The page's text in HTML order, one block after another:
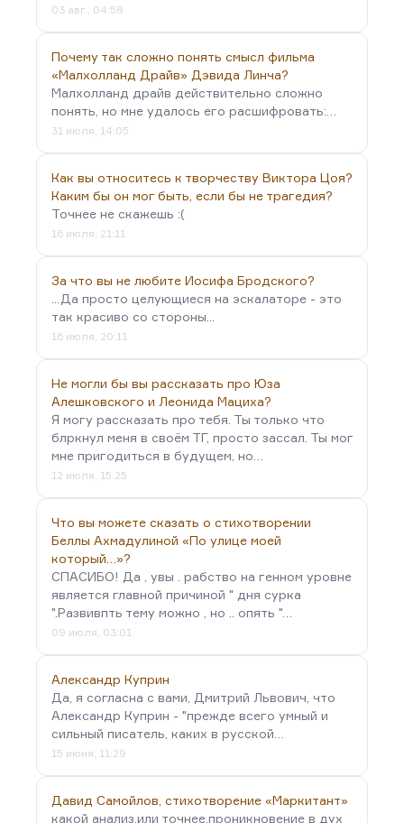
03 авг., 04:58
Почему так сложно понять смысл фильма
«Малхолланд Драйв» Дэвида Линча?
Малхолланд драйв действительно сложно
понять, но мне удалось его расшифровать:…
31 июля, 14:05
Как вы относитесь к творчеству Виктора Цоя?
Каким бы он мог быть, если бы не трагедия?
Точнее не скажешь :(
16 июля, 21:11
За что вы не любите Иосифа Бродского?
...Да просто целующиеся на эскалаторе - это
так красиво со стороны...
16 июля, 20:11
Не могли бы вы рассказать про Юза
Алешковского и Леонида Мациха?
Я могу рассказать про тебя. Ты только что
блркнул меня в своём ТГ, просто зассал. Ты мог
мне пригодиться в будущем, но…
12 июля, 15:25
Что вы можете сказать о стихотворении
Беллы Ахмадулиной «По улице моей
который…»?
СПАСИБО! Да , увы . рабство на генном уровне
является главной причиной " дня сурка
".Развивпть тему можно , но .. опять "…
09 июля, 03:01
Александр Куприн
Да, я согласна с вами, Дмитрий Львович, что
Александр Куприн - "прежде всего умный и
сильный писатель, каких в русской…
15 июня, 11:29
Давид Самойлов, стихотворение «Маркитант»
какой анализ,или точнее,проникновение в дух